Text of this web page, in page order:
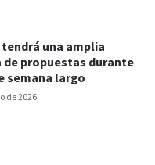
de 2026
tendrá una amplia
de propuestas durante
semana largo